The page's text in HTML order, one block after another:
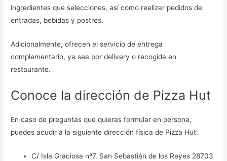
ingredientes que selecciones, así como realizar pedidos de
entradas, bebidas y postres.
Adicionalmente, ofrecen el servicio de entrega
complementario, ya sea por delivery o recogida en
restaurante.
Conoce la dirección de Pizza Hut
En caso de preguntas que quieras formular en persona,
puedes acudir a la siguiente dirección física de Pizza Hut:
C/ Isla Graciosa nº7. San Sebastián de los Reyes 28703